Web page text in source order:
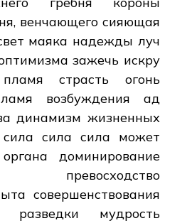
венчающего сияющая
маяка надежды луч
зажечь искру
страсть огонь
возбуждения ад
динамизм жизненных
сила сила сила может
органа доминирование
превосходство
совершенствования
разведки мудрость